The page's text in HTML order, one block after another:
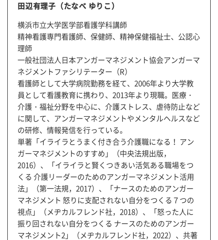
田辺有理子（たなべ ゆりこ）
横浜市立大学医学部看護学科講師
精神看護専門看護師、保健師、精神保健福祉士、公認心
理師
一般社団法人日本アンガーマネジメント協会アンガーマ
ネジメントファシリテーター（R）
看護師として大学病院勤務を経て、2006年より大学教
員として看護教育に携わり、2013年より現職。医療・
介護・福祉分野を中心に、介護ストレス、虐待防止など
に関して、アンガーマネジメントやメンタルヘルスなど
の研修、情報発信を行っている。
単著「イライラとうまく付き合う介護職になる！ アン
ガーマネジメントのすすめ」（中央法規出版，
2016）、「イライラと賢くつきあい活気ある職場をつ
くる 介護リーダーのためのアンガーマネジメント活用
法」（第一法規，2017）、「ナースのためのアンガー
マネジメント 怒りに支配されない自分をつくる７つの
視点」（メヂカルフレンド社，2018）、「怒った人に
振り回されない自分をつくる ナースのためのアンガー
マネジメント2」（メヂカルフレンド社，2022）、共著